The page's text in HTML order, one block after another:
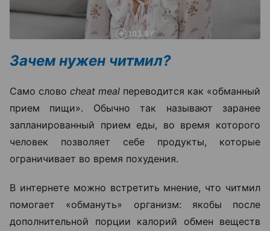
Зачем нужен читмил?
Само слово cheat meal переводится как «обманный
прием пищи». Обычно так называют заранее
запланированный прием еды, во время которого
человек позволяет себе продукты, которые
ограничивает во время похудения.
В интернете можно встретить мнение, что читмил
помогает «обмануть» организм: якобы после
дополнительной порции калорий обмен веществ